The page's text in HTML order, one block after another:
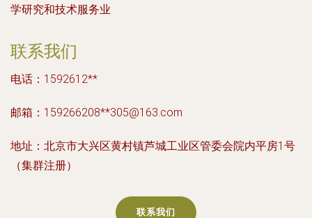
学研究和技术服务业
联系我们
电话：1592612**
邮箱：159266208**305@163.com
地址：北京市大兴区黄村镇芦城工业区管委会院内平房1号
（集群注册）
联系我们